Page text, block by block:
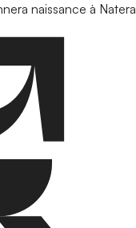
naissance à Natera